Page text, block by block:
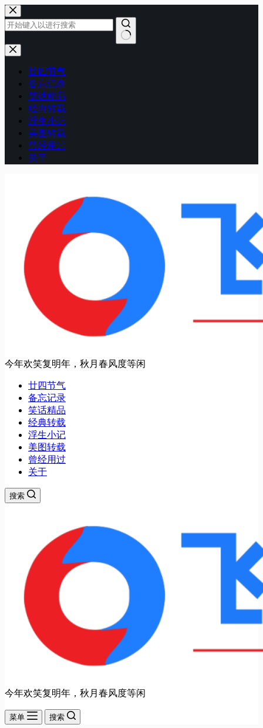
跳
至
内
容
无
廿四节气
备忘记录
笑话精品
经典转载
浮生小记
美图转载
曾经用过
关于
今年欢笑复明年，秋月春风度等闲
廿四节气
备忘记录
笑话精品
经典转载
浮生小记
美图转载
曾经用过
关于
搜索
今年欢笑复明年，秋月春风度等闲
菜单 搜索